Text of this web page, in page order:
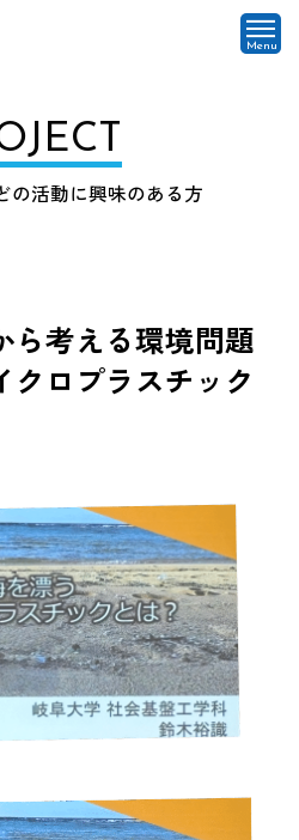
Menu
の活動に興味のある方
ら考える環境問題
クロプラスチック